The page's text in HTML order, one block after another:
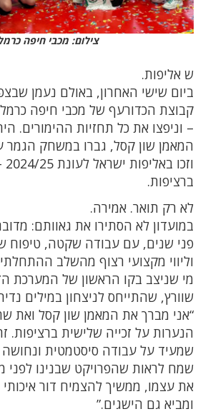
צילום: מכבי חיפה
ש אליפות.
ביום שישי האחרון, באולם נעמן
קבוצת הכדורעף של מכבי חיפה
– וניפצו את כל תחזיות ההימורים.
המאמן שון קסל, גברו במשחק הגמר
ברציפות.
לא רק תואר. אמירה.
במועדון לא הסתירו את גאוותם:
פני שנים, עם עבודה שקטה, טיפוח
וליווי מקצועי רצוף מהשלב
מי שניצב בקו הראשון של המערכת
שוורץ, שהתייחס לניצחון במילים
“אני מברך את המאמן שון קסל ואת
הנערות על זכייה שלישית ברציפות.
שמעיד על עבודה סיסטמטית ונחושה
שמח לראות שהפרויקט שבנינו לפני
את עצמו, ממשיך להצמיח דור
ומביא גם הישגים.”